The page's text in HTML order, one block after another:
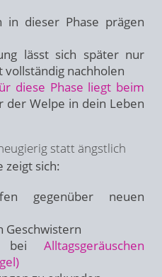
in dieser Phase prägen
lässt sich später nur
vollständig nachholen
diese Phase liegt beim
der Welpe in dein Leben
statt ängstlich
zeigt sich:
gegenüber neuen
Geschwistern
bei Alltagsgeräuschen